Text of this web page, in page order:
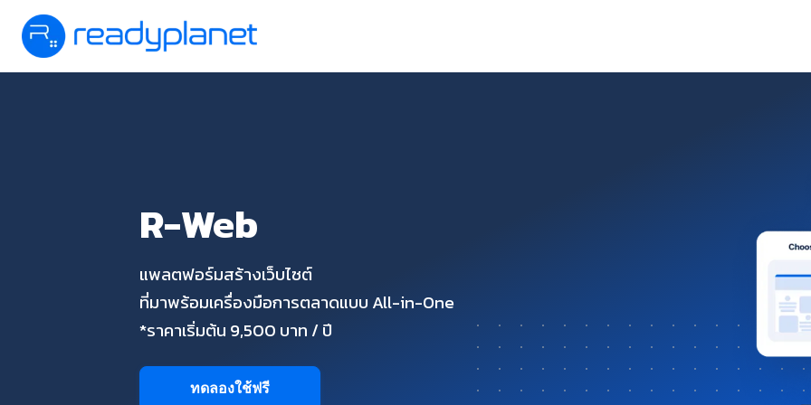
R-Web
แพลตฟอร์มสร้างเว็บไซต์
ที่มาพร้อมเครื่องมือการตลาดแบบ All-in-One
*ราคาเริ่มต้น 9,500 บาท / ปี
ทดลองใช้ฟรี